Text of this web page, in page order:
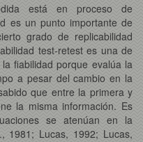
está en proceso de
es un punto importante de
grado de replicabilidad
test-retest es una de
fiabilidad porque evalúa la
a pesar del cambio en la
que entre la primera y
la misma información. Es
se atenúan en la
1981; Lucas, 1992; Lucas,